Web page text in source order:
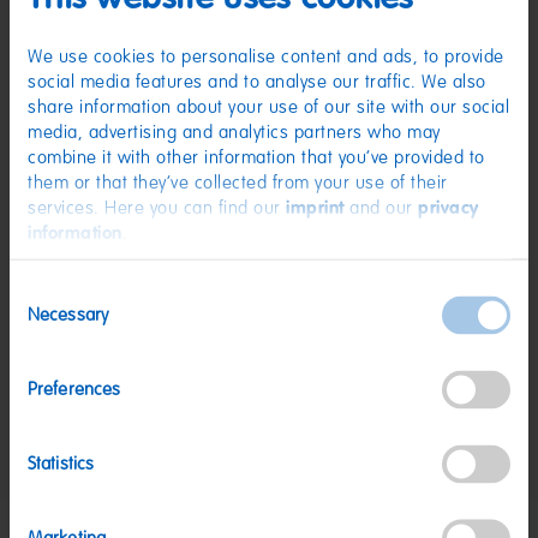
We use cookies to personalise content and ads, to provide
social media features and to analyse our traffic. We also
share information about your use of our site with our social
media, advertising and analytics partners who may
combine it with other information that you’ve provided to
them or that they’ve collected from your use of their
services. Here you can find our imprintand our privacy
information
Selection
Necessary
Preferences
Statistics
Rettich, Saflor, Zitrone, Spirulina, Schwarze Johannisbeere;
Kann Spuren von MILCH, WEIZEN enthalten.
Nährwerte
Nährwerte pro 100 g
1482 kJ/349 kcal
Fett: <0,5 g
davon Zucker:
Nettogewicht:
Hersteller: